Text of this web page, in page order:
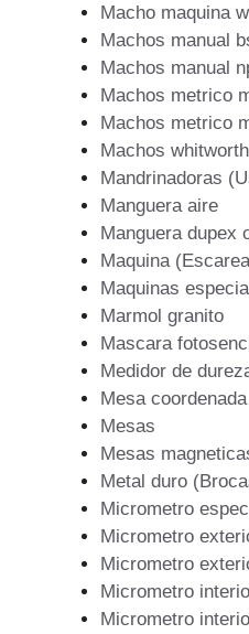
Macho maquina
Machos manual
Machos manual
Machos metrico
Machos metrico
Machos
Mandrinadoras
Manguera aire
Manguera dupex
Maquina
Maquinas
Marmol granito
Mascara
Medidor de
Mesa coordenada
Mesas
Mesas
Metal duro
Micrometro
Micrometro
Micrometro
Micrometro
Micrometro